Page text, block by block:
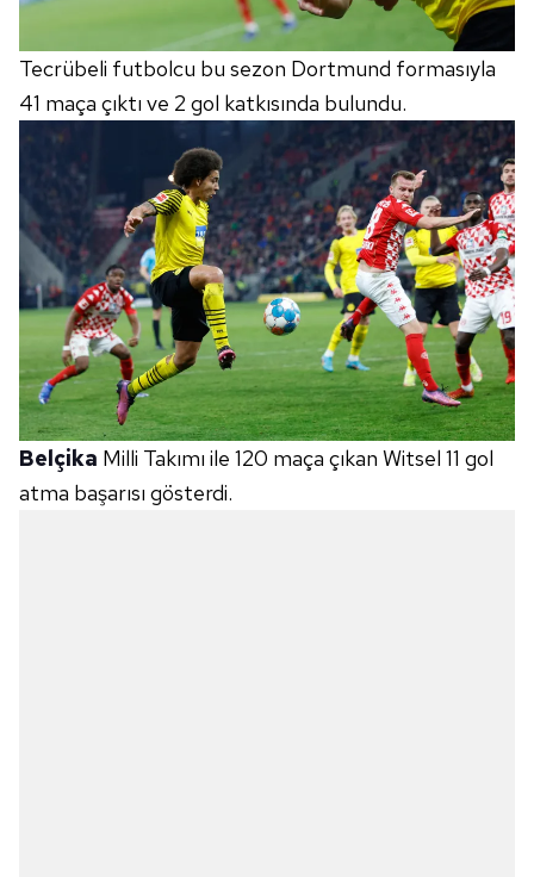
Tecrübeli futbolcu bu sezon Dortmund formasıyla
41 maça çıktı ve 2 gol katkısında bulundu.
Belçika Milli Takımı ile 120 maça çıkan Witsel 11 gol
atma başarısı gösterdi.